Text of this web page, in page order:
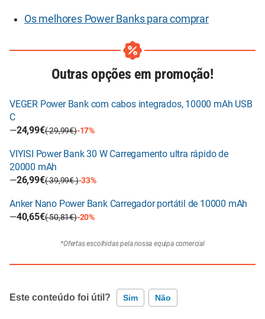
Os melhores Power Banks para comprar
Outras opções em promoção!
VEGER Power Bank com cabos integrados, 10000 mAh USB
C
—24,99€( 29,99€)-17%
VIYISI Power Bank 30 W Carregamento ultra rápido de
20000 mAh
—26,99€( 39,99€ )-33%
Anker Nano Power Bank Carregador portátil de 10000 mAh
—40,65€( 50,81€)-20%
*Ofertas escolhidas pela nossa equipa comercial
Este conteúdo foi útil? Sim Não